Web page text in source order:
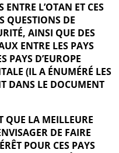
ENTRE L’OTAN ET CES
QUESTIONS DE
AINSI QUE DES
ENTRE LES PAYS
PAYS D’EUROPE
(IL A ÉNUMÉRÉ LES
DANS LE DOCUMENT
QUE LA MEILLEURE
DE FAIRE
POUR CES PAYS